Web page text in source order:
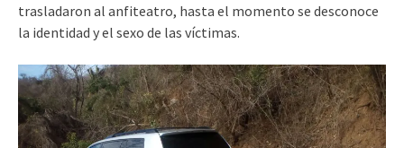
trasladaron al anfiteatro, hasta el momento se desconoce
la identidad y el sexo de las víctimas.